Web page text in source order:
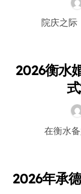
院庆之
2026衡水
在衡
2026年承